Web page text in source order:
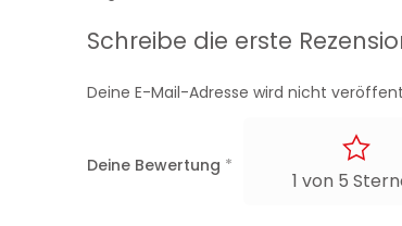
Schreibe die erste
Deine E-Mail-Adresse wird nicht
Deine Bewertung *
1 von 5